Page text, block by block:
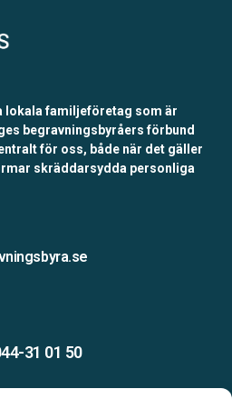
lokala familjeföretag som är
begravningsbyråers förbund
för oss, både när det gäller
skräddarsydda personliga
31 01 50